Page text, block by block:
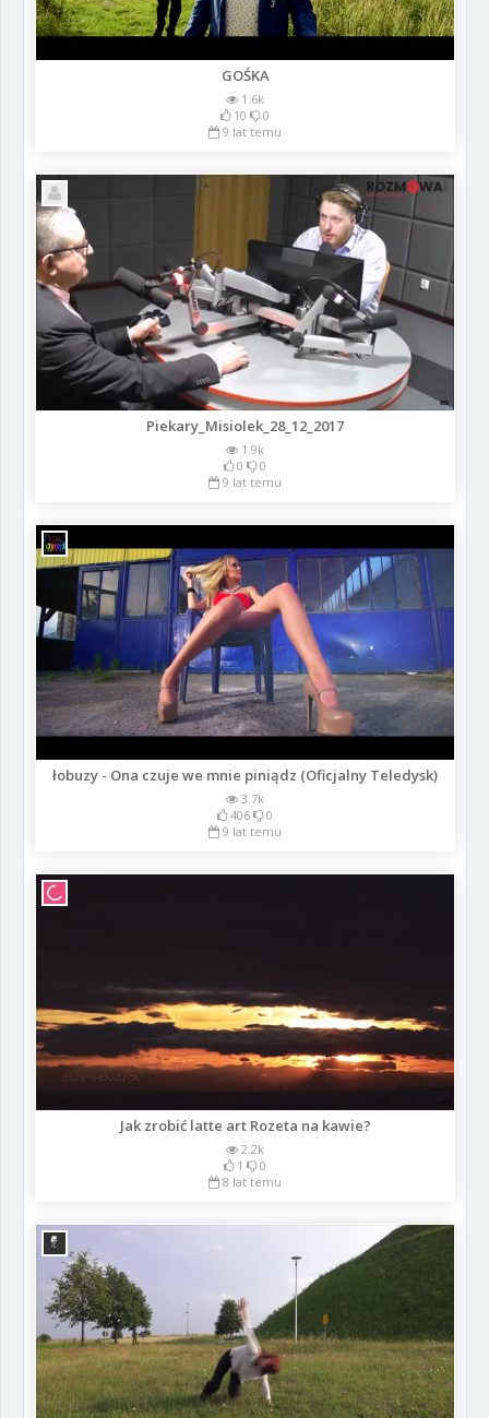
GOŚKA
1.6k
10
0
9 lat temu
Piekary_Misiolek_28_12_2017
1.9k
0
0
9 lat temu
łobuzy - Ona czuje we mnie piniądz (Oficjalny Teledysk)
3.7k
406
0
9 lat temu
Jak zrobić latte art Rozeta na kawie?
2.2k
1
0
8 lat temu